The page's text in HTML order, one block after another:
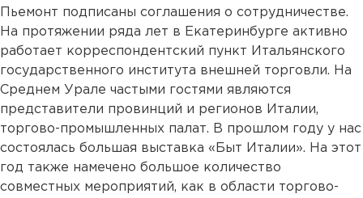
Пьемонт подписаны соглашения о сотрудничестве.
На протяжении ряда лет в Екатеринбурге активно
работает корреспондентский пункт Итальянского
государственного института внешней торговли. На
Среднем Урале частыми гостями являются
представители провинций и регионов Италии,
торгово-промышленных палат. В прошлом году у нас
состоялась большая выставка «Быт Италии». На этот
год также намечено большое количество
совместных мероприятий, как в области торгово-